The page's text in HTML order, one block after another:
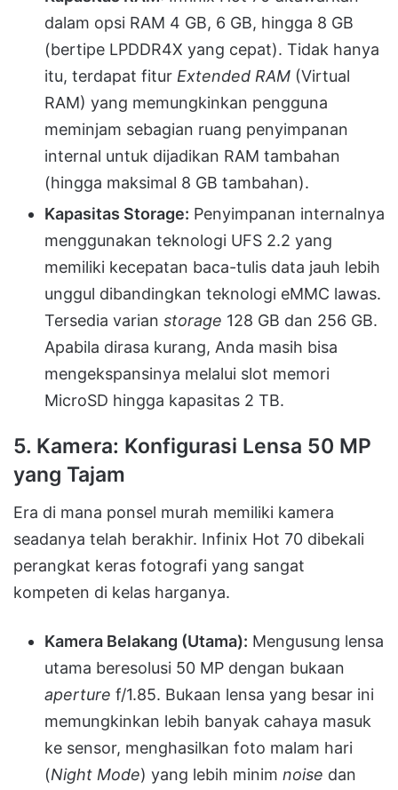
dalam opsi RAM 4 GB, 6 GB, hingga 8 GB
(bertipe LPDDR4X yang cepat). Tidak hanya
itu, terdapat fitur Extended RAM (Virtual
RAM) yang memungkinkan pengguna
meminjam sebagian ruang penyimpanan
internal untuk dijadikan RAM tambahan
(hingga maksimal 8 GB tambahan).
Kapasitas Storage: Penyimpanan internalnya
menggunakan teknologi UFS 2.2 yang
memiliki kecepatan baca-tulis data jauh lebih
unggul dibandingkan teknologi eMMC lawas.
Tersedia varian storage 128 GB dan 256 GB.
Apabila dirasa kurang, Anda masih bisa
mengekspansinya melalui slot memori
MicroSD hingga kapasitas 2 TB.
5. Kamera: Konfigurasi Lensa 50 MP
yang Tajam
Era di mana ponsel murah memiliki kamera
seadanya telah berakhir. Infinix Hot 70 dibekali
perangkat keras fotografi yang sangat
kompeten di kelas harganya.
Kamera Belakang (Utama): Mengusung lensa
utama beresolusi 50 MP dengan bukaan
aperture f/1.85. Bukaan lensa yang besar ini
memungkinkan lebih banyak cahaya masuk
ke sensor, menghasilkan foto malam hari
(Night Mode) yang lebih minim noise dan